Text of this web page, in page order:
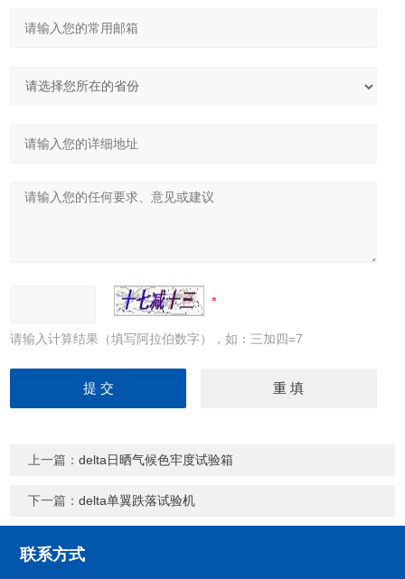
请输入计算结果（填写阿拉伯数字），如：三加四=7
上一篇：delta日晒气候色牢度试验箱
下一篇：delta单翼跌落试验机
联系方式